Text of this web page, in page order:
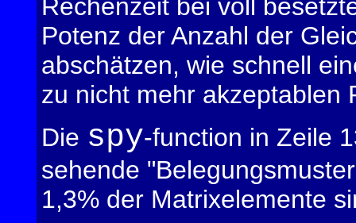
Rechenzeit bei voll
Potenz der Anzahl der
abschätzen, wie schnell
zu nicht mehr akzeptablen
Die spy-function in Zeile
sehende
1,3% der Matrixelemente